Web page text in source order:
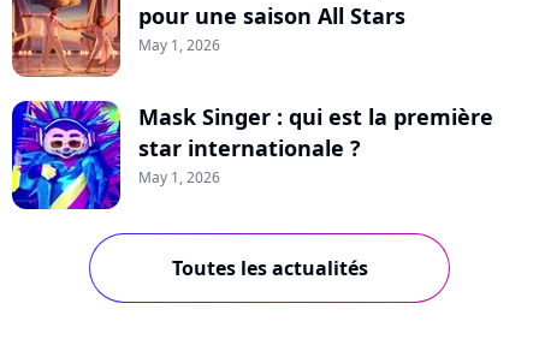
pour une saison All Stars
May 1, 2026
Mask Singer : qui est la première
star internationale ?
May 1, 2026
Toutes les actualités